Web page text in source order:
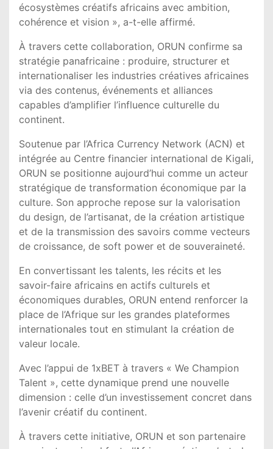
écosystèmes créatifs africains avec ambition,
cohérence et vision », a-t-elle affirmé.
À travers cette collaboration, ORUN confirme sa
stratégie panafricaine : produire, structurer et
internationaliser les industries créatives africaines
via des contenus, événements et alliances
capables d’amplifier l’influence culturelle du
continent.
Soutenue par l’Africa Currency Network (ACN) et
intégrée au Centre financier international de Kigali,
ORUN se positionne aujourd’hui comme un acteur
stratégique de transformation économique par la
culture. Son approche repose sur la valorisation
du design, de l’artisanat, de la création artistique
et de la transmission des savoirs comme vecteurs
de croissance, de soft power et de souveraineté.
En convertissant les talents, les récits et les
savoir-faire africains en actifs culturels et
économiques durables, ORUN entend renforcer la
place de l’Afrique sur les grandes plateformes
internationales tout en stimulant la création de
valeur locale.
Avec l’appui de 1xBET à travers « We Champion
Talent », cette dynamique prend une nouvelle
dimension : celle d’un investissement concret dans
l’avenir créatif du continent.
À travers cette initiative, ORUN et son partenaire